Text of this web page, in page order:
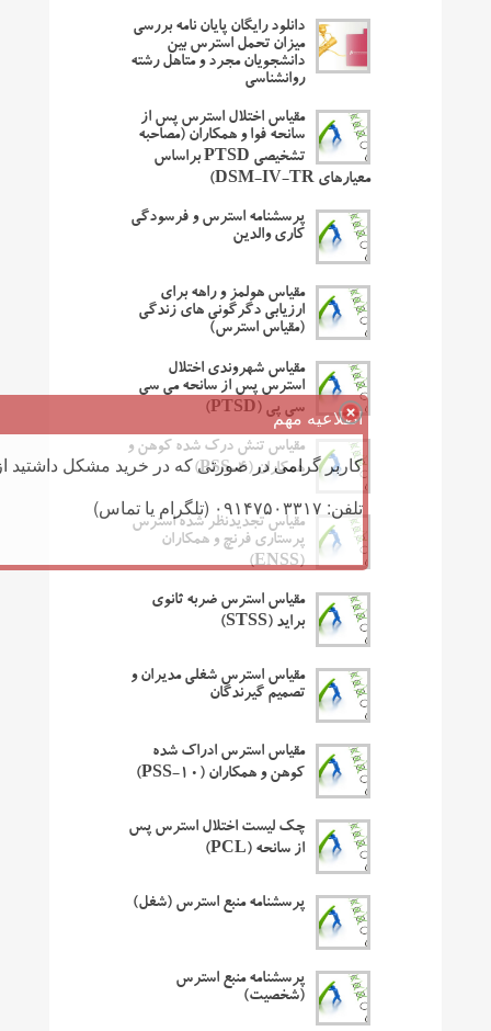
دانلود رایگان پایان نامه بررسی
میزان تحمل استرس بین
دانشجویان مجرد و متاهل رشته
روانشناسی
مقیاس اختلال استرس پس از
سانحه فوا و همکاران (مصاحبه
تشخیصی PTSD براساس
معیارهای DSM-IV-TR)
پرسشنامه استرس و فرسودگی
کاری والدین
مقیاس هولمز و راهه برای
ارزیابی دگرگونی های زندگی
(مقیاس استرس)
مقیاس شهروندی اختلال
استرس پس از سانحه می سی
سی پی (PTSD)
مقیاس تنش درک شده کوهن و
همکاران (PSS-4)
مقیاس تجدیدنظر شده استرس
پرستاری فرنچ و همکاران
(ENSS)
مقیاس استرس ضربه ثانوی
براید (STSS)
مقیاس استرس شغلی مدیران و
تصمیم گیرندگان
مقیاس استرس ادراک شده
کوهن و همکاران (PSS-10)
چک لیست اختلال استرس پس
از سانحه (PCL)
پرسشنامه منبع استرس (شغل)
پرسشنامه منبع استرس
(شخصیت)
اطلاعیه مهم
کاربر گرامی در صورتی که در خرید مشکل داشتید
تلفن: ۰۹۱۴۷۵۰۳۳۱۷ (تلگرام یا تماس)